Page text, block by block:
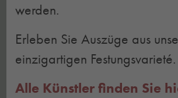
werden.
Erleben Sie Auszüge aus
einzigartigen Festungsvarieté.
Alle Künstler finden Sie